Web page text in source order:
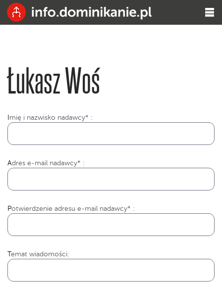
Łukasz Woś
mię i nazwisko nadawcy* :
Adres e-mail nadawcy* :
Potwierdzenie adresu e-mail nadawcy* :
Temat wiadomości: